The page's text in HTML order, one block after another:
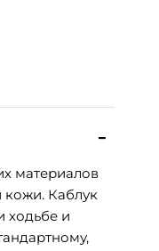
материалов
кожи. Каблук
ходьбе и